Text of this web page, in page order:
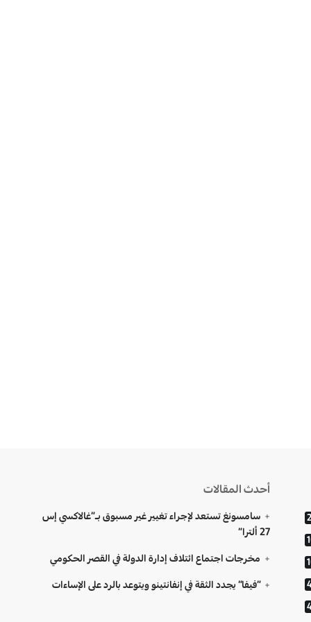
أحدث المقالات
سامسونغ تستعد لإجراء تغيير غير مسبوق بـ”غالاكسي إس
27 ألترا”
مخرجات اجتماع ائتلاف إدارة الدولة في القصر الحكومي
“فيفا” يجدد الثقة في إنفانتينو ويتوعد بالرد على الإساءات